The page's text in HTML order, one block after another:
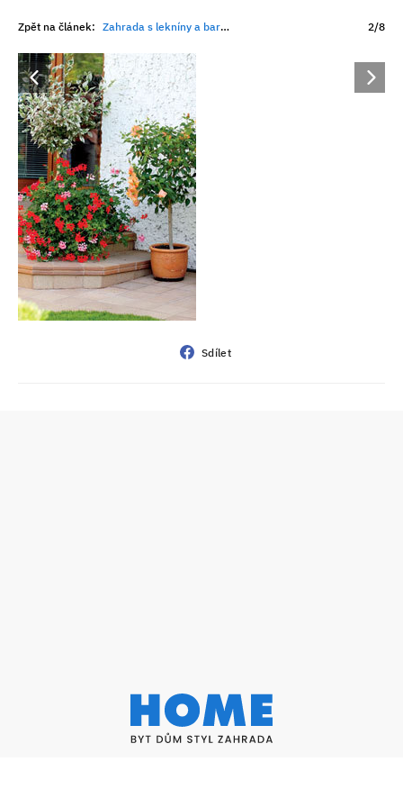
Zpět na článek: Zahrada s lekníny a barevnými karasy 2/8
Sdílet